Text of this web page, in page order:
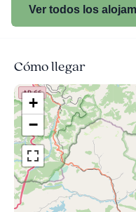
Ver todos los
Cómo llegar
+
−